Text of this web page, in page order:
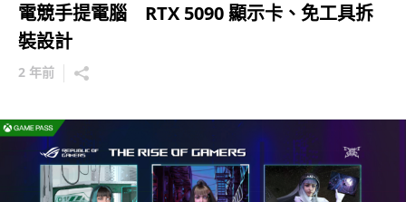
電競手提電腦 RTX 5090 顯示卡、免工具拆
裝設計
2 年前